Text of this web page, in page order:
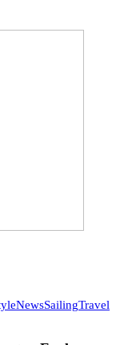
NewsSailingTravel